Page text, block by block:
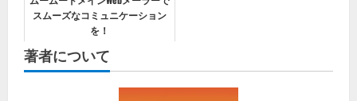
スムーズなコミュニケーション
を！
著者について